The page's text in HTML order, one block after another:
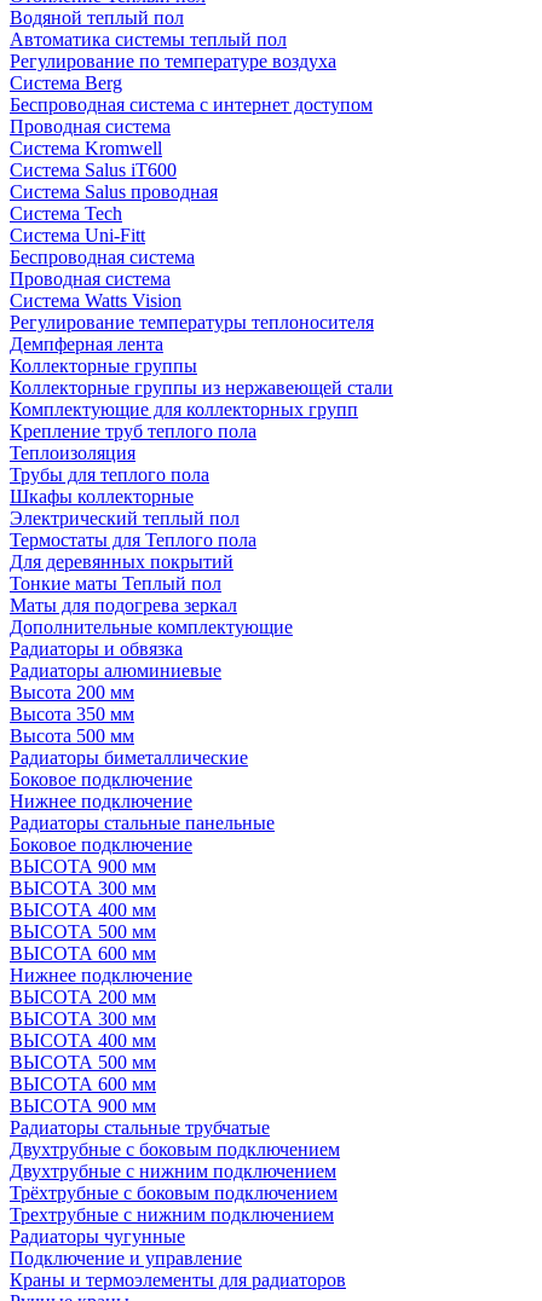
Водяной теплый пол
Автоматика системы теплый пол
Регулирование по температуре воздуха
Система Berg
Беспроводная система с интернет доступом
Проводная система
Система Kromwell
Система Salus iT600
Система Salus проводная
Система Tech
Система Uni-Fitt
Беспроводная система
Проводная система
Система Watts Vision
Регулирование температуры теплоносителя
Демпферная лента
Коллекторные группы
Коллекторные группы из нержавеющей стали
Комплектующие для коллекторных групп
Крепление труб теплого пола
Теплоизоляция
Трубы для теплого пола
Шкафы коллекторные
Электрический теплый пол
Термостаты для Теплого пола
Для деревянных покрытий
Тонкие маты Теплый пол
Маты для подогрева зеркал
Дополнительные комплектующие
Радиаторы и обвязка
Радиаторы алюминиевые
Высота 200 мм
Высота 350 мм
Высота 500 мм
Радиаторы биметаллические
Боковое подключение
Нижнее подключение
Радиаторы стальные панельные
Боковое подключение
ВЫСОТА 900 мм
ВЫСОТА 300 мм
ВЫСОТА 400 мм
ВЫСОТА 500 мм
ВЫСОТА 600 мм
Нижнее подключение
ВЫСОТА 200 мм
ВЫСОТА 300 мм
ВЫСОТА 400 мм
ВЫСОТА 500 мм
ВЫСОТА 600 мм
ВЫСОТА 900 мм
Радиаторы стальные трубчатые
Двухтрубные с боковым подключением
Двухтрубные с нижним подключением
Трёхтрубные с боковым подключением
Трехтрубные с нижним подключением
Радиаторы чугунные
Подключение и управление
Краны и термоэлементы для радиаторов